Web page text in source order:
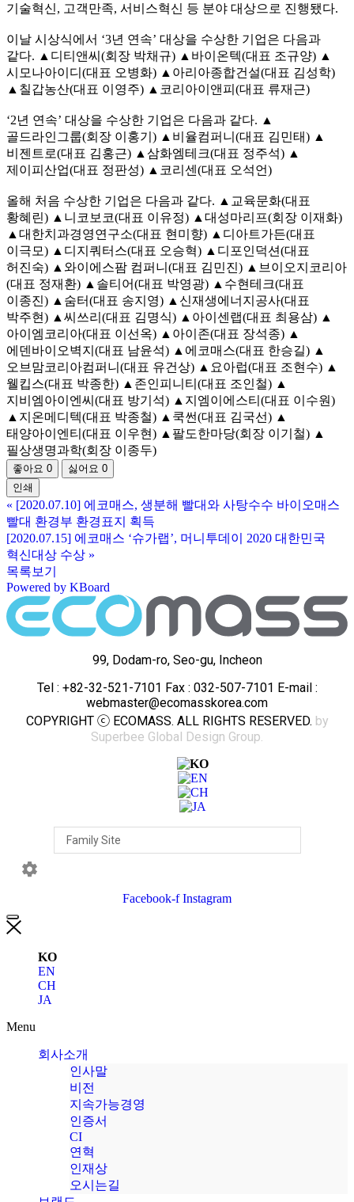
기술혁신, 고객만족, 서비스혁신 등 분야 대상으로 진행됐다.
이날 시상식에서 ‘3년 연속’ 대상을 수상한 기업은 다음과
같다. ▲디티앤씨(회장 박채규) ▲바이온텍(대표 조규양) ▲
시모나아이디(대표 오병화) ▲아리아종합건설(대표 김성학)
▲칠갑농산(대표 이영주) ▲코리아이앤피(대표 류재근)
‘2년 연속’ 대상을 수상한 기업은 다음과 같다. ▲
골드라인그룹(회장 이홍기) ▲비율컴퍼니(대표 김민태) ▲
비젠트로(대표 김홍근) ▲삼화엠테크(대표 정주석) ▲
제이피산업(대표 정판성) ▲코리센(대표 오석언)
올해 처음 수상한 기업은 다음과 같다. ▲교육문화(대표
황혜린) ▲니코보코(대표 이유정) ▲대성마리프(회장 이재화)
▲대한치과경영연구소(대표 현미향) ▲디아트가든(대표
이극모) ▲디지쿼터스(대표 오승혁) ▲디포인덕션(대표
허진숙) ▲와이에스팜 컴퍼니(대표 김민진) ▲브이오지코리아
(대표 정재환) ▲솔티어(대표 박영광) ▲수현테크(대표
이종진) ▲숨터(대표 송지영) ▲신재생에너지공사(대표
박주현) ▲씨쓰리(대표 김명식) ▲아이센랩(대표 최용삼) ▲
아이엠코리아(대표 이선옥) ▲아이존(대표 장석종) ▲
에덴바이오벽지(대표 남윤석) ▲에코매스(대표 한승길) ▲
오브맘코리아컴퍼니(대표 유건상) ▲요아럽(대표 조현수) ▲
웰킵스(대표 박종한) ▲존인피니티(대표 조인철) ▲
지비엠아이엔씨(대표 방기석) ▲지엠이에스티(대표 이수원)
▲지온메디텍(대표 박종철) ▲쿡썬(대표 김국선) ▲
태양아이엔티(대표 이우현) ▲팔도한마당(회장 이기철) ▲
필상생명과학(회장 이종두)
좋아요 0 싫어요 0
인쇄
« [2020.07.10] 에코매스, 생분해 빨대와 사탕수수 바이오매스
빨대 환경부 환경표지 획득
[2020.07.15] 에코매스 ‘슈가랩’, 머니투데이 2020 대한민국
혁신대상 수상 »
목록보기
Powered by KBoard
99, Dodam-ro, Seo-gu, Incheon
Tel : +82-32-521-7101 Fax : 032-507-7101 E-mail :
webmaster@ecomasskorea.com
COPYRIGHT ⓒ ECOMASS. ALL RIGHTS RESERVED. by
Superbee Global Design Group.
Facebook-f Instagram
KO
EN
CH
JA
Menu
회사소개
인사말
비전
지속가능경영
인증서
CI
연혁
인재상
오시는길